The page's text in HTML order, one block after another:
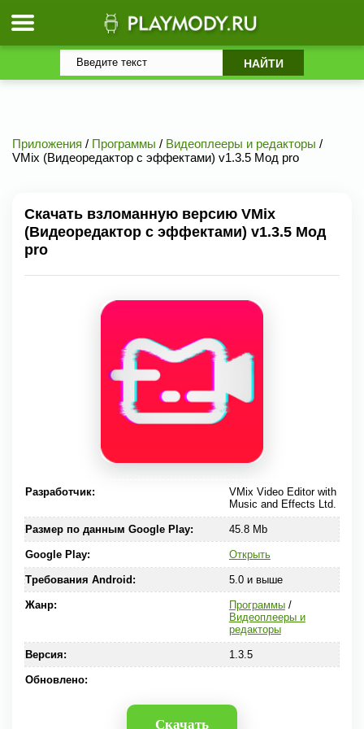
Приложения / Программы / Видеоплееры и редакторы /
VMix (Видеоредактор с эффектами) v1.3.5 Мод pro
Скачать взломанную версию VMix
(Видеоредактор с эффектами) v1.3.5 Мод
pro
Разработчик:
VMix Video Editor with
Music and Effects Ltd.
Размер по данным Google Play: 45.8 Mb
Google Play: Открыть
Требования Android: 5.0 и выше
Жанр: Программы/
Видеоплееры и
редакторы
Версия: 1.3.5
Обновлено:
Скачать